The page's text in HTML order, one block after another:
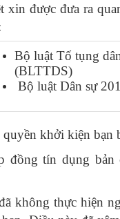
xin được đưa ra
Bộ luật Tố tụng
(BLTTDS)
Bộ luật Dân sự
quyền khởi kiện bạn
đồng tín dụng bản
không thực hiện